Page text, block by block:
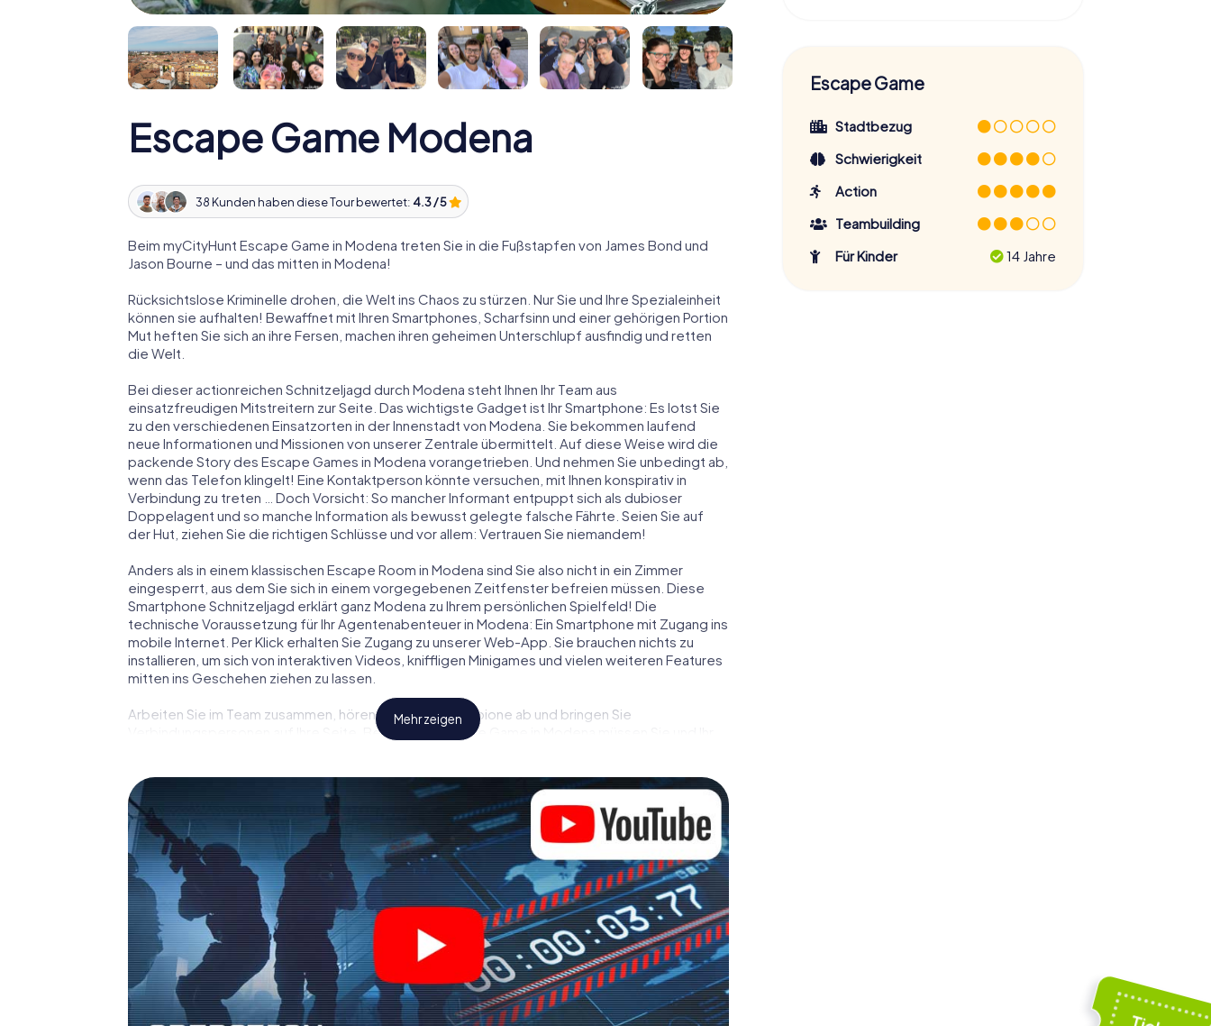
Escape Game Modena
38 Kunden haben diese Tour bewertet: 4.3 / 5
Beim myCityHunt Escape Game in Modena treten Sie in die Fußstapfen von James Bond und
Jason Bourne – und das mitten in Modena!
Rücksichtslose Kriminelle drohen, die Welt ins Chaos zu stürzen. Nur Sie und Ihre Spezialeinheit
können sie aufhalten! Bewaffnet mit Ihren Smartphones, Scharfsinn und einer gehörigen Portion
Mut heften Sie sich an ihre Fersen, machen ihren geheimen Unterschlupf ausfindig und retten
die Welt.
Bei dieser actionreichen Schnitzeljagd durch Modena steht Ihnen Ihr Team aus
einsatzfreudigen Mitstreitern zur Seite. Das wichtigste Gadget ist Ihr Smartphone: Es lotst Sie
zu den verschiedenen Einsatzorten in der Innenstadt von Modena. Sie bekommen laufend
neue Informationen und Missionen von unserer Zentrale übermittelt. Auf diese Weise wird die
packende Story des Escape Games in Modena vorangetrieben. Und nehmen Sie unbedingt ab,
wenn das Telefon klingelt! Eine Kontaktperson könnte versuchen, mit Ihnen konspirativ in
Verbindung zu treten … Doch Vorsicht: So mancher Informant entpuppt sich als dubioser
Doppelagent und so manche Information als bewusst gelegte falsche Fährte. Seien Sie auf
der Hut, ziehen Sie die richtigen Schlüsse und vor allem: Vertrauen Sie niemandem!
Anders als in einem klassischen Escape Room in Modena sind Sie also nicht in ein Zimmer
eingesperrt, aus dem Sie sich in einem vorgegebenen Zeitfenster befreien müssen. Diese
Smartphone Schnitzeljagd erklärt ganz Modena zu Ihrem persönlichen Spielfeld! Die
technische Voraussetzung für Ihr Agentenabenteuer in Modena: Ein Smartphone mit Zugang ins
mobile Internet. Per Klick erhalten Sie Zugang zu unserer Web-App. Sie brauchen nichts zu
installieren, um sich von interaktiven Videos, kniffligen Minigames und vielen weiteren Features
mitten ins Geschehen ziehen zu lassen.
Arbeiten Sie im Team zusammen, hören Sie feindliche Spione ab und bringen Sie
Verbindungspersonen auf Ihre Seite. Bei diesem Escape Game in Modena müssen Sie und Ihr
Team im Highscore von Modena und erhalten Zugang zu Ihrer ganz persönlichen Bildergalerie.
Das myCityHunt Escape Game macht Modena zu Ihrem ganz persönlichen Erlebnisspielplatz.
Holen Sie sich Ihre Tickets in die Welt der Spionage und Geheimagenten und verwandeln Sie
Modena in einen Outdoor Escape Room!
Mehr zeigen
Escape Game
Stadtbezug
Schwierigkeit
Action
Teambuilding
Für Kinder
14 Jahre